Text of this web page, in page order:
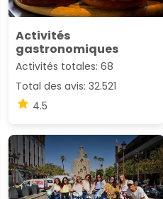
Activités
gastronomiques
Activités totales: 68
Total des avis: 32.521
4.5